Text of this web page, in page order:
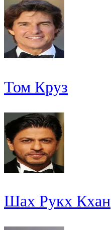
Том Круз
Шах Рукх Кхан